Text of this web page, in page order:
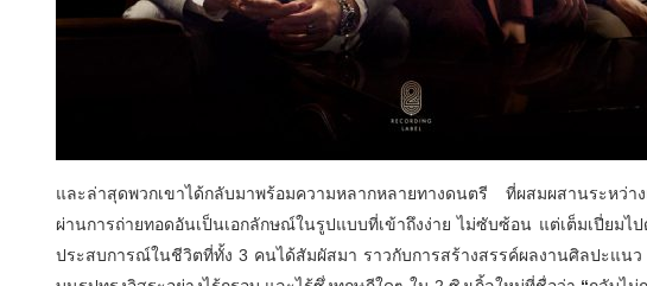
และล่าสุดพวกเขาได้กลับมาพร้อมความหลากหลายทางดนตรี ที่ผสมผสานระหว่าง
ผ่านการถ่ายทอดอันเป็นเอกลักษณ์ในรูปแบบที่เข้าถึงง่าย ไม่ซับซ้อน แต่เต็มเปี่ยมไ
ประสบการณ์ในชีวิตที่ทั้ง 3 คนได้สัมผัสมา ราวกับการสร้างสรรค์ผลงานศิลปะแนว